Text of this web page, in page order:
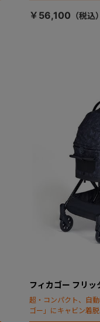
￥56,100
フィカゴー フリッ
超・コンパクト、自
ゴー」にキャビン着